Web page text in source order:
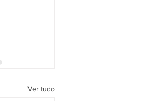
Ver tudo